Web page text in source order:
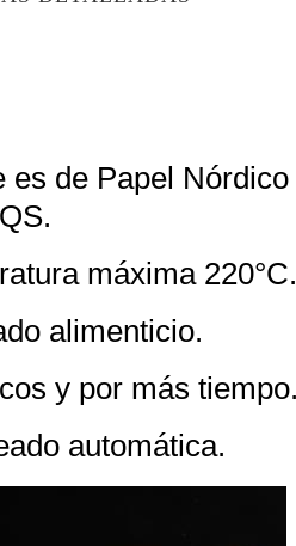
de Papel
máxima 220°C.
alimenticio.
y por más tiempo.
automática.